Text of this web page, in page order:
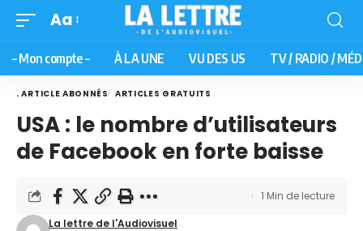
Aa
– Mon compte – À LA UNE VU DES US TV / RADIO /
. ARTICLE ABONNÉS ARTICLES GRATUITS
USA : le nombre d’utilisateurs
de Facebook en forte baisse
La lettre de l'Audiovisuel
1 Min de lecture